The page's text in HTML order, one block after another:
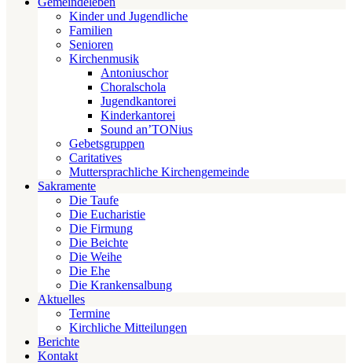
Kinder und Jugendliche
Familien
Senioren
Kirchenmusik
Antoniuschor
Choralschola
Jugendkantorei
Kinderkantorei
Sound an’TONius
Gebetsgruppen
Caritatives
Muttersprachliche Kirchengemeinde
Sakramente
Die Taufe
Die Eucharistie
Die Firmung
Die Beichte
Die Weihe
Die Ehe
Die Krankensalbung
Aktuelles
Termine
Kirchliche Mitteilungen
Berichte
Kontakt